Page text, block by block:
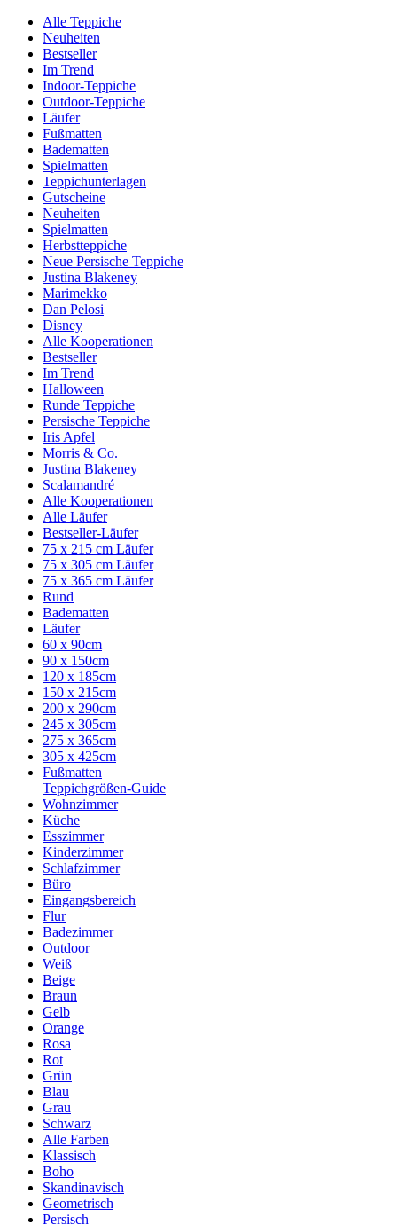
Alle Teppiche
Neuheiten
Bestseller
Im Trend
Indoor-Teppiche
Outdoor-Teppiche
Läufer
Fußmatten
Badematten
Spielmatten
Teppichunterlagen
Gutscheine
Neuheiten
Spielmatten
Herbstteppiche
Neue Persische Teppiche
Justina Blakeney
Marimekko
Dan Pelosi
Disney
Alle Kooperationen
Bestseller
Im Trend
Halloween
Runde Teppiche
Persische Teppiche
Iris Apfel
Morris & Co.
Justina Blakeney
Scalamandré
Alle Kooperationen
Alle Läufer
Bestseller-Läufer
75 x 215 cm Läufer
75 x 305 cm Läufer
75 x 365 cm Läufer
Rund
Badematten
Läufer
60 x 90cm
90 x 150cm
120 x 185cm
150 x 215cm
200 x 290cm
245 x 305cm
275 x 365cm
305 x 425cm
Fußmatten
Teppichgrößen-Guide
Wohnzimmer
Küche
Esszimmer
Kinderzimmer
Schlafzimmer
Büro
Eingangsbereich
Flur
Badezimmer
Outdoor
Weiß
Beige
Braun
Gelb
Orange
Rosa
Rot
Grün
Blau
Grau
Schwarz
Alle Farben
Klassisch
Boho
Skandinavisch
Geometrisch
Persisch